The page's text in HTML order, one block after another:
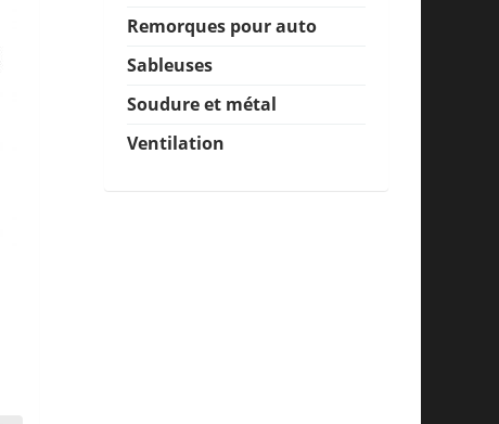
Remorques pour auto
Sableuses
Soudure et métal
Ventilation